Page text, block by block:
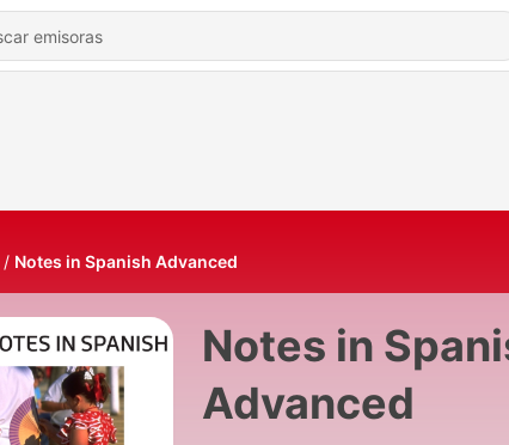
Notes in Spanish Advanced
Notes in
Advanced